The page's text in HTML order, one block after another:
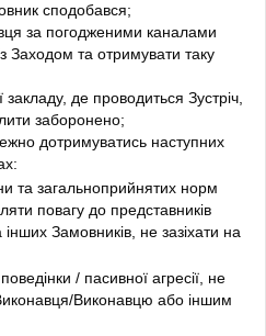
сподобався;
за погодженими каналами
Заходом та отримувати таку
де проводиться Зустріч,
заборонено;
дотримуватись наступних
та загальноприйнятих норм
повагу до представників
Замовників, не зазіхати на
/ пасивної агресії, не
Виконавцю або іншим